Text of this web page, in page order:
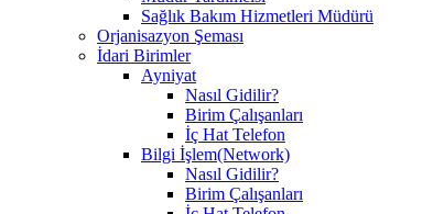
Sağlık Bakım Hizmetleri Müdürü
Orjanisazyon Şeması
İdari Birimler
Ayniyat
Nasıl Gidilir?
Birim Çalışanları
İç Hat Telefon
Bilgi İşlem(Network)
Nasıl Gidilir?
Birim Çalışanları